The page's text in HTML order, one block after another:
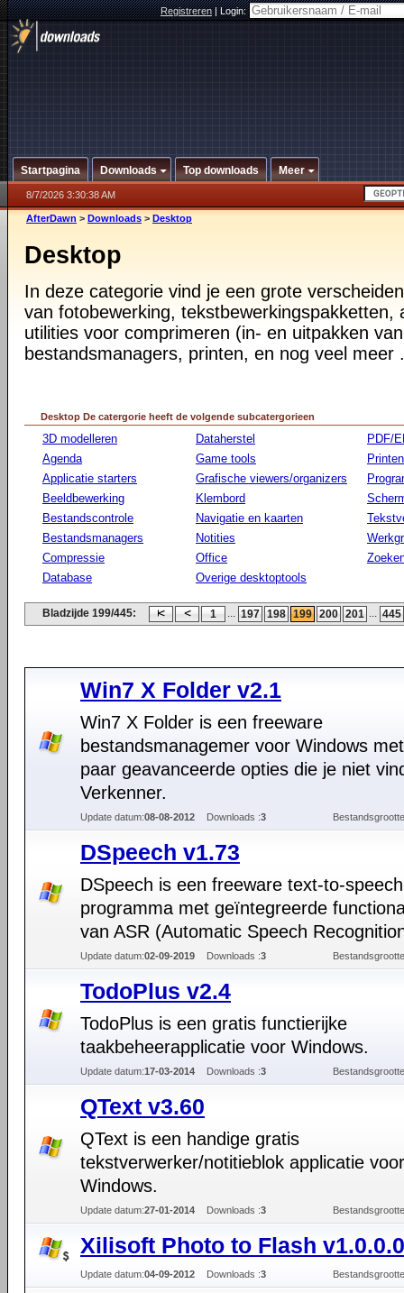
Registreren|Login:
Startpagina Downloads Top downloads Meer
8/7/2026 3:30:38 AM
AfterDawn > Downloads > Desktop
Desktop
In deze categorie vind je een grote
van fotobewerking, tekstbewerkingspakketten,
utilities voor comprimeren (in- en uitpakken
bestandsmanagers, printen, en nog veel meer
Desktop De catergorie heeft de volgende subcatergorieen
3D modelleren
Agenda
Applicatie starters
Beeldbewerking
Bestandscontrole
Bestandsmanagers
Compressie
Database
Dataherstel
Game tools
Grafische viewers/organizers
Klembord
Navigatie en kaarten
Notities
Office
Overige desktoptools
PDF/
Printen
Bladzijde 199/445: 1 ... 197 198 199 200 201 ... 445
Win7 X Folder v2.1
Win7 X Folder is een freeware
bestandsmanagemer voor Windows
paar geavanceerde opties die je niet
Verkenner.
Update datum:08-08-2012 Downloads :3
DSpeech v1.73
DSpeech is een freeware text-to-speech
programma met geïntegreerde
van ASR (Automatic Speech
Update datum:02-09-2019 Downloads :3
TodoPlus v2.4
TodoPlus is een gratis functierijke
taakbeheerapplicatie voor Windows.
Update datum:17-03-2014 Downloads :3
QText v3.60
QText is een handige gratis
tekstverwerker/notitieblok applicatie voor
Windows.
Update datum:27-01-2014 Downloads :3
Xilisoft Photo to Flash
Update datum:04-09-2012 Downloads :3